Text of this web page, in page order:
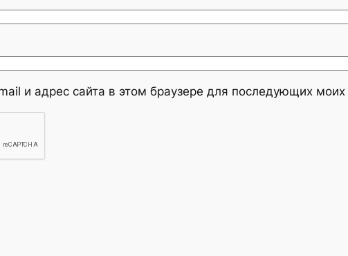
и адрес сайта в этом браузере для последующих